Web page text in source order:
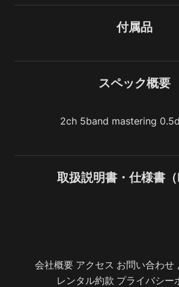
付属品
スペック概要
2ch 5band mastering
取扱説明書・仕様書（
会社概要 アクセス お問い合わせ
レンタル約款 プライバシー